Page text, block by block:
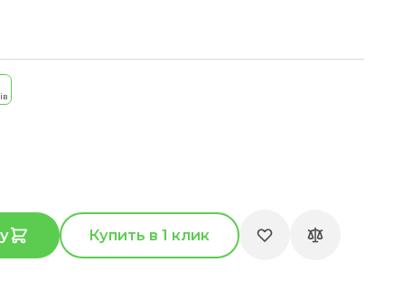
Купить в 1 клик